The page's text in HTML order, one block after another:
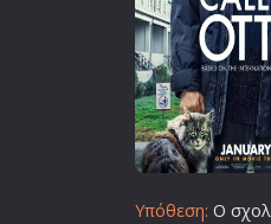
Υπόθεση: Ο